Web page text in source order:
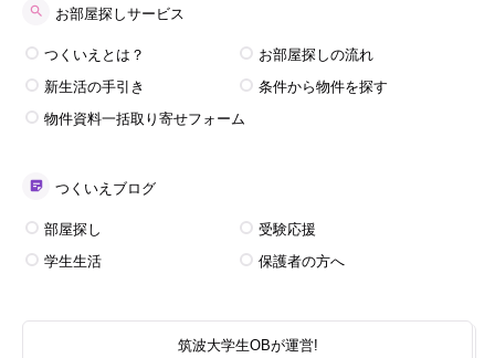
お部屋探しサービス
つくいえとは？
お部屋探しの流れ
新生活の手引き
条件から物件を探す
物件資料一括取り寄せフォーム
つくいえブログ
部屋探し
受験応援
学生生活
保護者の方へ
筑波大学生OBが運営!